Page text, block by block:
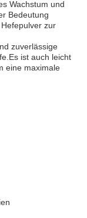
Wachstum und
Bedeutung
zur
zuverlässige
ist auch leicht
eine maximale